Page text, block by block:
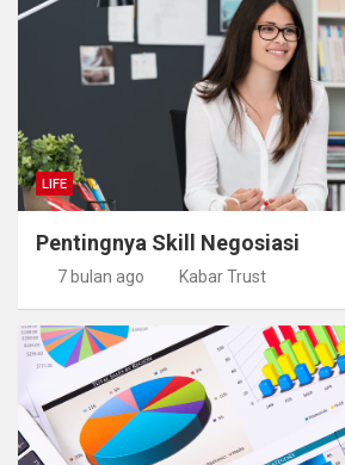
LIFE
Pentingnya Skill Negosiasi
7 bulan ago Kabar Trust